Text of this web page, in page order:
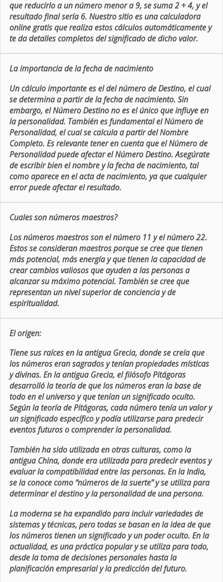
que reducirlo a un número menor a 9, se suma 2 + 4, y el
resultado final sería 6. Nuestro sitio es una calculadora
online gratis que realiza estos cálculos automáticamente y
te da detalles completos del significado de dicho valor.
La importancia de la fecha de nacimiento
Un cálculo importante es el del número de Destino, el cual
se determina a partir de la fecha de nacimiento. Sin
embargo, el Número Destino no es el único que influye en
la personalidad. También es fundamental el Número de
Personalidad, el cual se calcula a partir del Nombre
Completo. Es relevante tener en cuenta que el Número de
Personalidad puede afectar el Número Destino. Asegúrate
de escribir bien el nombre y la fecha de nacimiento, tal
como aparece en el acta de nacimiento, ya que cualquier
error puede afectar el resultado.
Cuales son números maestros?
Los números maestros son el número 11 y el número 22.
Estos se consideran maestros porque se cree que tienen
más potencial, más energía y que tienen la capacidad de
crear cambios valiosos que ayuden a las personas a
alcanzar su máximo potencial. También se cree que
representan un nivel superior de conciencia y de
espiritualidad.
El origen:
Tiene sus raíces en la antigua Grecia, donde se creía que
los números eran sagrados y tenían propiedades místicas
y divinas. En la antigua Grecia, el filósofo Pitágoras
desarrolló la teoría de que los números eran la base de
todo en el universo y que tenían un significado oculto.
Según la teoría de Pitágoras, cada número tenía un valor y
un significado específico y podía utilizarse para predecir
eventos futuros o comprender la personalidad.
También ha sido utilizada en otras culturas, como la
antigua China, donde era utilizada para predecir eventos y
evaluar la compatibilidad entre las personas. En la India,
se la conoce como “números de la suerte” y se utiliza para
determinar el destino y la personalidad de una persona.
La moderna se ha expandido para incluir variedades de
sistemas y técnicas, pero todas se basan en la idea de que
los números tienen un significado y un poder oculto. En la
actualidad, es una práctica popular y se utiliza para todo,
desde la toma de decisiones personales hasta la
planificación empresarial y la predicción del futuro.